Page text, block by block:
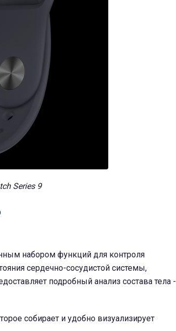
Series 9
набором функций для контроля
сердечно-сосудистой системы,
подробный анализ состава тела -
собирает и удобно визуализирует